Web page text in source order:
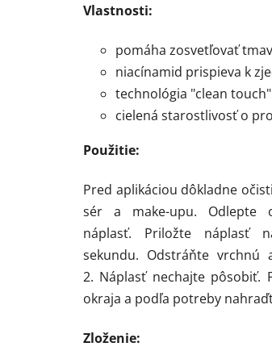
Vlastnosti:
pomáha zosvetľovať
niacínamid prispieva k
technológia "clean
cielená starostlivosť o
Použitie:
Pred aplikáciou dôkladne
sér a make-upu. Odlepte
náplasť. Priložte náplasť
sekundu. Odstráňte vrchnú
2. Náplasť nechajte pôsobiť.
okraja a podľa potreby
Zloženie: